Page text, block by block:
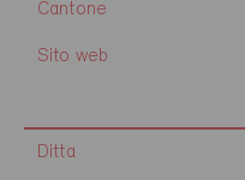
Cantone
Sito web
Ditta